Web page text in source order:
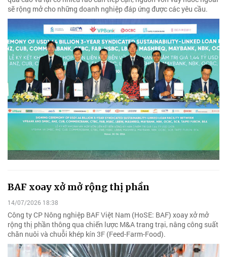
sẽ rộng mở cho những doanh nghiệp đáp ứng được các yêu cầu.
BAF xoay xở mở rộng thị phần
14/07/2026 18:38
Công ty CP Nông nghiệp BAF Việt Nam (HoSE: BAF) xoay xở mở
rộng thị phần thông qua chiến lược M&A trang trại, nâng công suất
chăn nuôi và chuỗi khép kín 3F (Feed-Farm-Food).